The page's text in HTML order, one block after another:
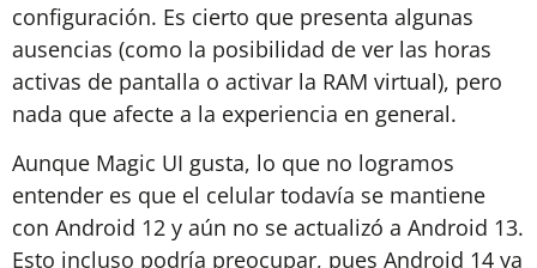
configuración. Es cierto que presenta algunas
ausencias (como la posibilidad de ver las horas
activas de pantalla o activar la RAM virtual), pero
nada que afecte a la experiencia en general.
Aunque Magic UI gusta, lo que no logramos
entender es que el celular todavía se mantiene
con Android 12 y aún no se actualizó a Android 13.
Esto incluso podría preocupar, pues Android 14 ya